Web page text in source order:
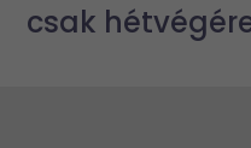
csak